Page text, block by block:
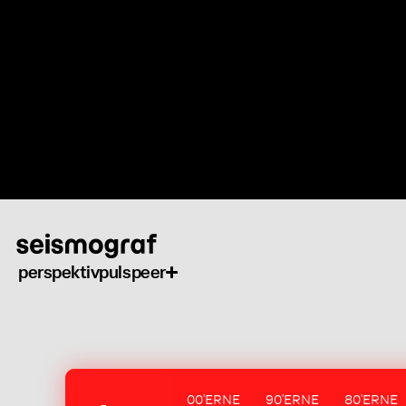
perspektivpulspeer
00'ERNE 90'ERNE 80'ERNE